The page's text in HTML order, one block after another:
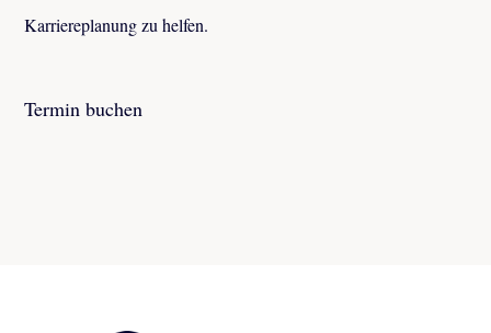
Karriereplanung zu helfen.
Termin buchen